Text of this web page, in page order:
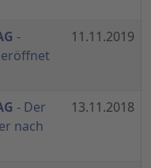
-
11.11.2019
- Der
nach
13.11.2018